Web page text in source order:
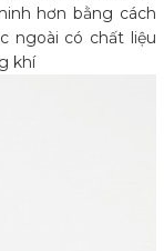
hơn bằng cách
ngoài có chất liệu
khí